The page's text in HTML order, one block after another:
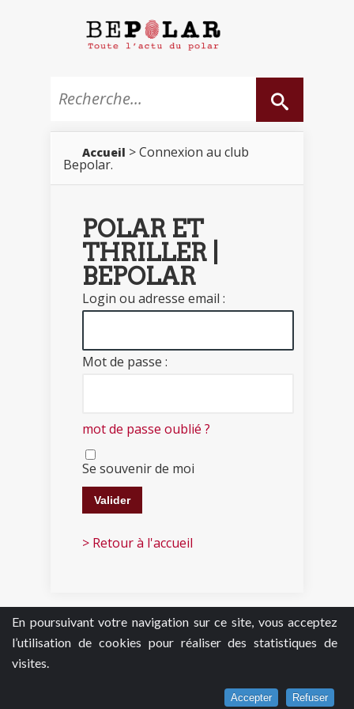
En poursuivant votre navigation sur ce site, vous acceptez
l’utilisation de cookies pour réaliser des statistiques de
visites.
Accepter Refuser
Accueil > Connexion au club
Bepolar.
POLAR ET
THRILLER |
BEPOLAR
Login ou adresse email :
Mot de passe :
mot de passe oublié ?
Se souvenir de moi
> Retour à l'accueil